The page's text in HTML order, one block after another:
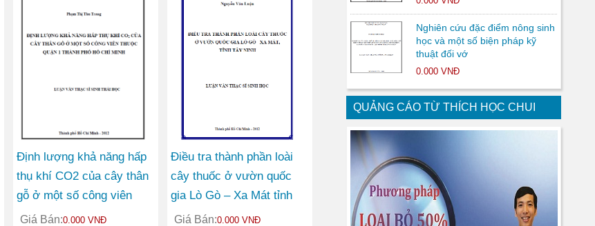
Định lượng khả năng hấp
thụ khí CO2 của cây thân
gỗ ở một số công viên
thuộc Quận 1 thành phố
Giá Bán:0.000 VNĐ
Điều tra thành phần loài
cây thuốc ở vườn quốc
gia Lò Gò – Xa Mát tỉnh
Tây Ninh
Giá Bán:0.000 VNĐ
Nghiên cứu đặc điểm nông sinh
học và một số biện pháp kỹ
thuật đối vớ
0.000 VNĐ
QUẢNG CÁO TỪ THÍCH HỌC CHUI